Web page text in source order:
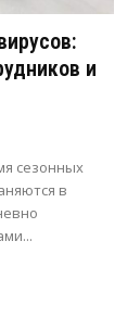
и
сезонных
в